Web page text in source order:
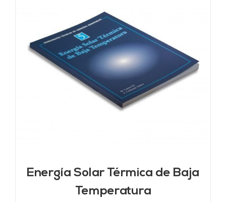
Energía Solar Térmica de Baja
Temperatura